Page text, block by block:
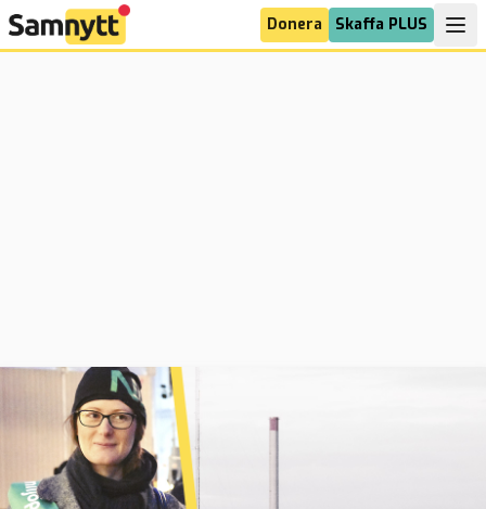
Donera Skaffa PLUS